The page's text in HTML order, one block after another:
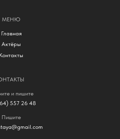
Пишите
557 26 48
и пишите
МЕНЮ
Главная
Актёры
Контакты